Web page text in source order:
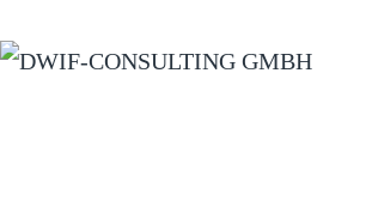
Zum Hauptinhalt springen